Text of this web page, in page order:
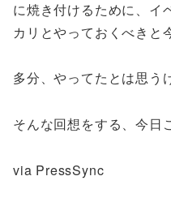
に焼き付けるために、イ
カリとやっておくべきと
多分、やってたとは思う
そんな回想をする、今日
via PressSync